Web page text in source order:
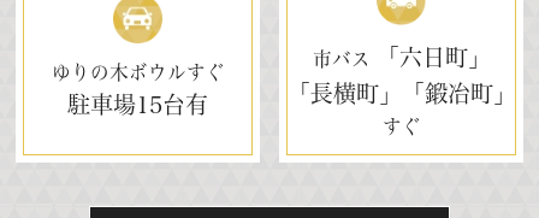
ゆりの木ボウルすぐ
駐車場15台有
市バス
「六日町」
「長横町」「鍛冶町」
すぐ